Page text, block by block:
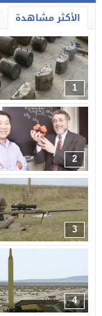
الأكثر مشاهدة
1
2
3
4